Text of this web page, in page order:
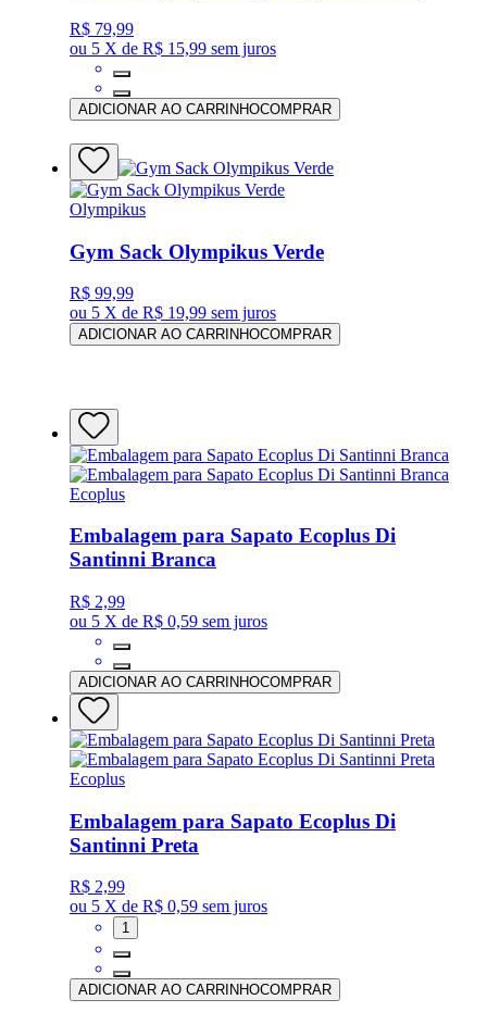
R$ 79,99
ou 5 X de R$ 15,99 sem juros
ADICIONAR AO CARRINHOCOMPRAR
Olympikus
Gym Sack Olympikus Verde
R$ 99,99
ou 5 X de R$ 19,99 sem juros
ADICIONAR AO CARRINHOCOMPRAR
Ecoplus
Embalagem para Sapato Ecoplus Di
Santinni Branca
R$ 2,99
ou 5 X de R$ 0,59 sem juros
ADICIONAR AO CARRINHOCOMPRAR
Ecoplus
Embalagem para Sapato Ecoplus Di
Santinni Preta
R$ 2,99
ou 5 X de R$ 0,59 sem juros
1
ADICIONAR AO CARRINHOCOMPRAR